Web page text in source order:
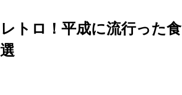
トロ！平成に流行った食